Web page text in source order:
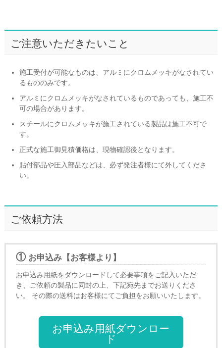
ご注意いただきたいこと
施工受付が可能なものは、アルミにクロムメッキがなされてい
るもののみです。
アルミにクロムメッキがなされているものであっても、施工不
可の場合があります。
スチールにクロムメッキが施工されている製品は施工不可で
す。
正式な施工御見積価格は、現物確認後となります。
貼付部品や圧入部品などは、必ず発注者様にて外してくださ
い。
ご依頼方法
①お申込み【お客様より】
お申込み用紙をダウンロードして必要事項をご記入いただ
き、ご依頼の製品に同封の上、下記宛先までお送りくださ
い。 その際の送料はお客様にてご負担をお願いいたします。
お申込み用紙ダウンロー
ド